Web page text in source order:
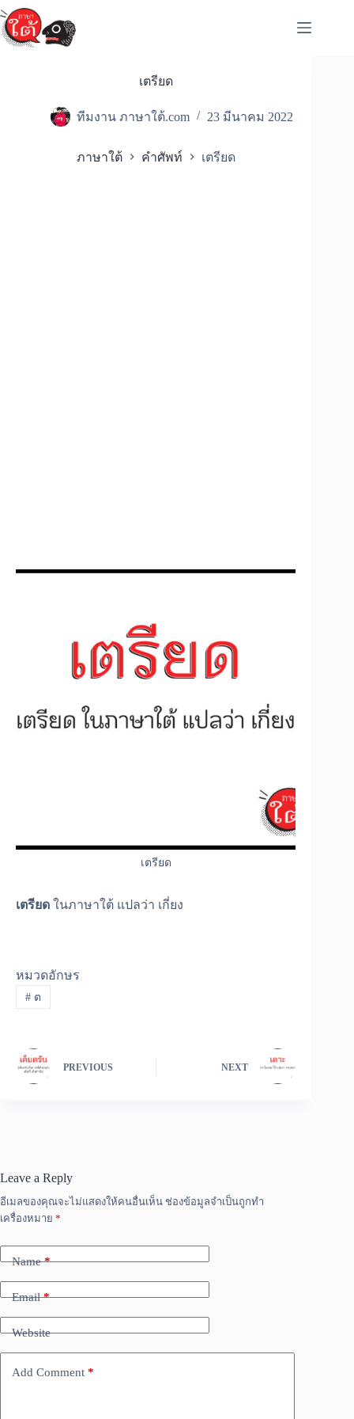
Skip
to
content
เตรียด
ทีมงาน ภาษาใต้.com 23 มีนาคม 2022
ภาษาใต้ คำศัพท์ เตรียด
เตรียด
เตรียด ในภาษาใต้ แปลว่า เกี่ยง
หมวดอักษร
#ต
PREVIOUS NEXT
Leave a Reply
อีเมลของคุณจะไม่แสดงให้คนอื่นเห็น ช่องข้อมูลจำเป็นถูกทำ
เครื่องหมาย *
Name*
Email*
Website
Add Comment *